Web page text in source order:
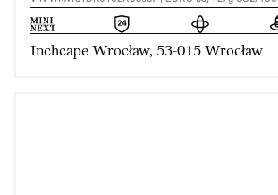
Inchcape Wrocław, 53-015 Wrocław